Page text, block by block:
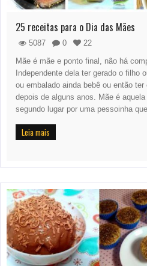
25 receitas para o Dia das Mães
5087 0
22
Mãe é mãe e ponto final, não há
Independente dela ter gerado o filho
ou embalado ainda bebê ou então
depois de alguns anos. Mãe é
segundo lugar por uma pessoinha
Leia mais